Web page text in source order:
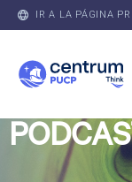
IR A LA PÁGINA